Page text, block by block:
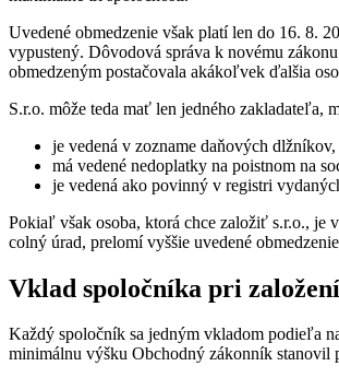
Uvedené obmedzenie však platí len do 16. 8.
vypustený. Dôvodová správa k novému
obmedzeným postačovala akákoľvek ďalšia
S.r.o. môže teda mať len jedného zakladateľa,
je vedená v zozname daňových dlžníkov,
má vedené nedoplatky na poistnom na
je vedená ako povinný v registri
Pokiaľ však osoba, ktorá chce založiť s.r.o., je
colný úrad, prelomí vyššie uvedené
Vklad spoločníka pri
Každý spoločník sa jedným vkladom podieľa
minimálnu výšku Obchodný zákonník stanovil